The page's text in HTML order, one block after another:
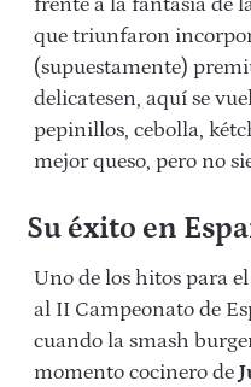
frente a la fantasía de
que triunfaron
(supuestamente)
delicatesen, aquí se
pepinillos, cebolla,
mejor queso, pero no
Su éxito en
Uno de los hitos para
al II Campeonato de
cuando la smash
momento cocinero de